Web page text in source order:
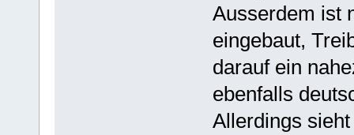
Ausserdem ist
eingebaut,
darauf ein
ebenfalls
Allerdings